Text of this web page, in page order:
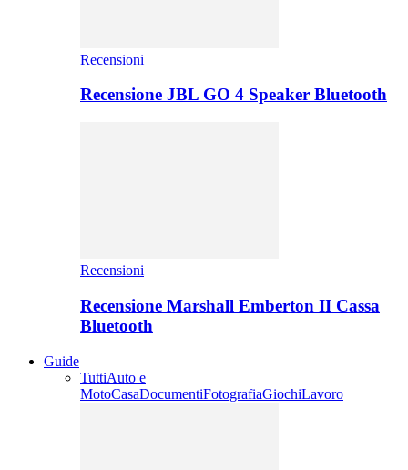
Recensioni
Recensione JBL GO 4 Speaker Bluetooth
Recensioni
Recensione Marshall Emberton II Cassa
Bluetooth
Guide
TuttiAuto e
MotoCasaDocumentiFotografiaGiochiLavoro